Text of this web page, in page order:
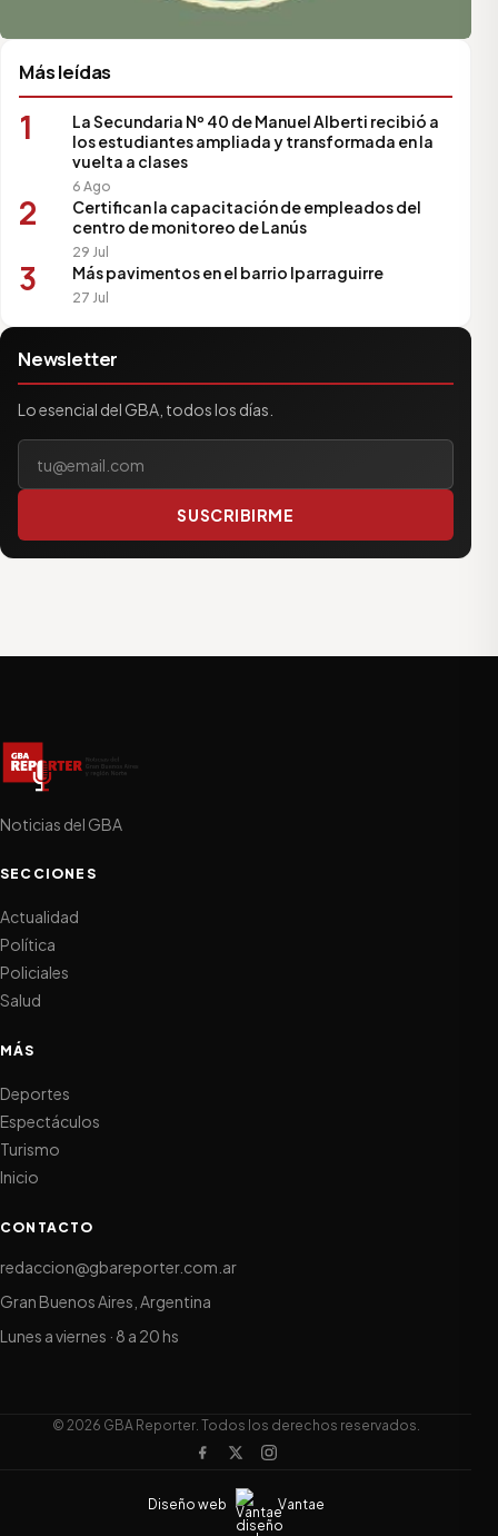
Más leídas
1
La Secundaria Nº 40 de Manuel Alberti recibió a
los estudiantes ampliada y transformada en la
vuelta a clases
6 Ago
2
Certifican la capacitación de empleados del
centro de monitoreo de Lanús
29 Jul
3 Más pavimentos en el barrio Iparraguirre
27 Jul
Newsletter
Lo esencial del GBA, todos los días.
Tu correo electrónico
SUSCRIBIRME
Noticias del GBA
SECCIONES
Actualidad
Política
Policiales
Salud
MÁS
Deportes
Espectáculos
Turismo
Inicio
CONTACTO
redaccion@gbareporter.com.ar
Gran Buenos Aires, Argentina
Lunes a viernes · 8 a 20 hs
© 2026 GBA Reporter. Todos los derechos reservados.
Diseño web Vantae